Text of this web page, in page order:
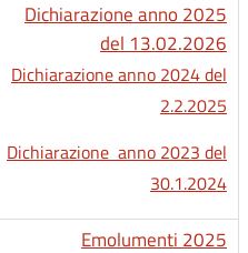
Dichiarazione anno 2025
del 13.02.2026
Dichiarazione anno 2024 del
2.2.2025
Dichiarazione anno 2023 del
30.1.2024
Emolumenti 2025